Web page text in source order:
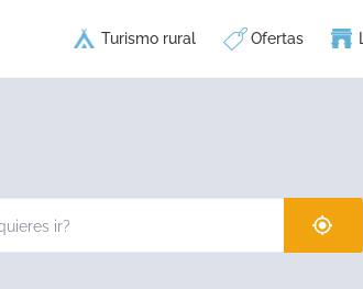
Turismo rural Ofertas